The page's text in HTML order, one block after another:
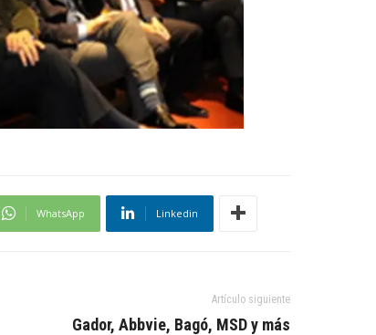
WhatsApp Linkedin
Artículo siguiente
Gador, Abbvie, Bagó, MSD y más